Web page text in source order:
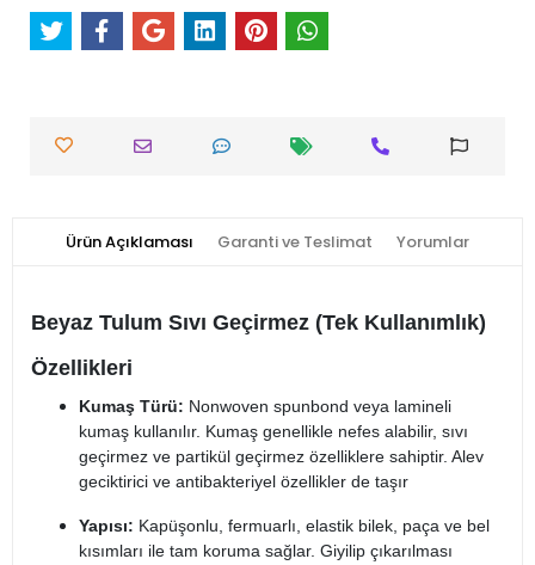
Ürün Açıklaması Garanti ve Teslimat Yorumlar
Beyaz Tulum Sıvı Geçirmez (Tek Kullanımlık)
Özellikleri
Kumaş Türü: Nonwoven spunbond veya lamineli
kumaş kullanılır. Kumaş genellikle nefes alabilir, sıvı
geçirmez ve partikül geçirmez özelliklere sahiptir. Alev
geciktirici ve antibakteriyel özellikler de taşır​
Yapısı: Kapüşonlu, fermuarlı, elastik bilek, paça ve bel
kısımları ile tam koruma sağlar. Giyilip çıkarılması